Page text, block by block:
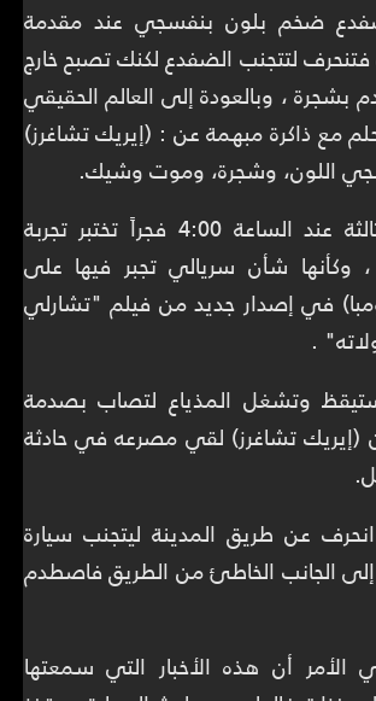
ضخم بلون بنفسجي عند مقدمة
فتنحرف لتتجنب الضفدع لكنك تصبح خارج
، وبالعودة إلى العالم الحقيقي
مع ذاكرة مبهمة عن : (إيريك تشاغرز)
اللون، وشجرة، وموت وشيك.
وفي الليلة الثالثة عند الساعة 4:00 فجراً تختبر تجربة
وكأنها شأن سريالي تجبر فيها على
في إصدار جديد من فيلم "تشارلي
.
وتشغل المذياع لتصاب بصدمة
(إيريك تشاغرز) لقي مصرعه في حادثة
انحرف عن طريق المدينة ليتجنب سيارة
الجانب الخاطئ من الطريق فاصطدم
الأمر أن هذه الأخبار التي سمعتها